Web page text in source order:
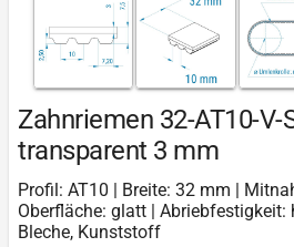
Zahnriemen 32-AT10-
transparent 3 mm
Profil: AT10 | Breite: 32 mm |
Oberfläche: glatt | Abriebfestigkeit:
Bleche, Kunststoff